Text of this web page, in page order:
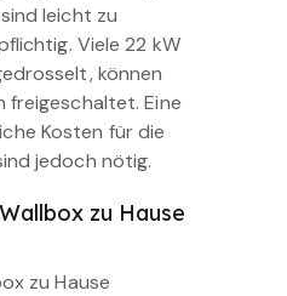
leicht zu
Viele 22 kW
können
freigeschaltet. Eine
Kosten für die
jedoch nötig.
zu Hause
zu Hause